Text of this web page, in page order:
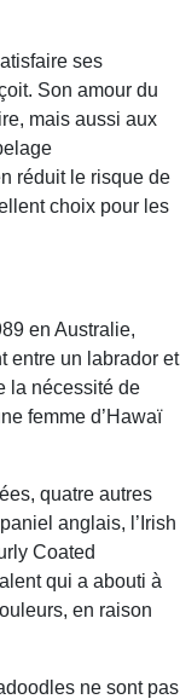
ses
Son amour du
mais aussi aux
réduit le risque de
choix pour les
en Australie,
entre un labrador et
la nécessité de
femme d’Hawaï
quatre autres
anglais, l’Irish
Coated
qui a abouti à
en raison
ne sont pas